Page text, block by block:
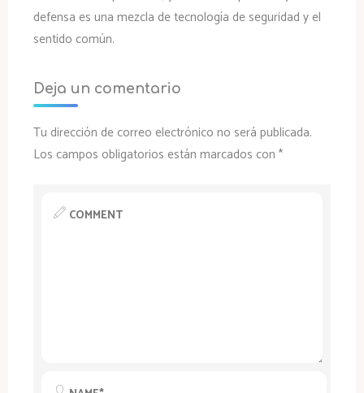
defensa es una mezcla de tecnología de seguridad y el
sentido común.
Deja un comentario
Tu dirección de correo electrónico no será publicada.
Los campos obligatorios están marcados con *